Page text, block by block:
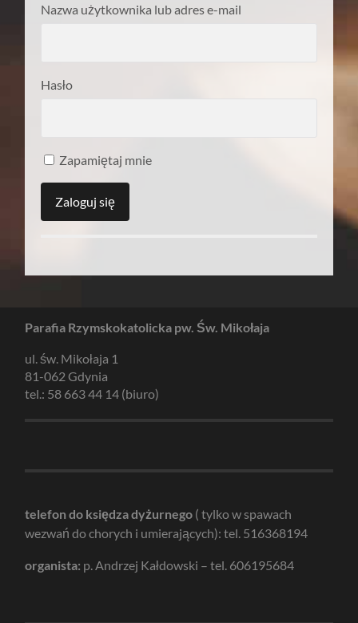
Nazwa użytkownika lub adres e-mail
Hasło
Zapamiętaj mnie
Parafia Rzymskokatolicka pw. Św. Mikołaja
ul. św. Mikołaja 1
81-062 Gdynia
tel.: 58 663 44 14 (biuro)
telefon do księdza dyżurnego ( tylko w spawach
wezwań do chorych i umierających): tel. 516368194
organista: p. Andrzej Kałdowski – tel. 606195684